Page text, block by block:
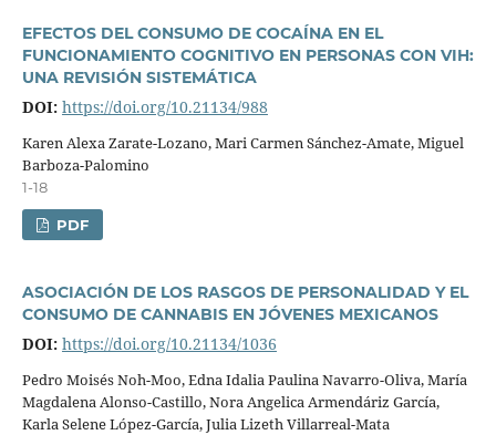
EFECTOS DEL CONSUMO DE COCAÍNA EN EL
FUNCIONAMIENTO COGNITIVO EN PERSONAS CON VIH:
UNA REVISIÓN SISTEMÁTICA
DOI: https://doi.org/10.21134/988
Karen Alexa Zarate-Lozano, Mari Carmen Sánchez-Amate, Miguel
Barboza-Palomino
1-18
PDF
ASOCIACIÓN DE LOS RASGOS DE PERSONALIDAD Y EL
CONSUMO DE CANNABIS EN JÓVENES MEXICANOS
DOI: https://doi.org/10.21134/1036
Pedro Moisés Noh-Moo, Edna Idalia Paulina Navarro-Oliva, Marí­a
Magdalena Alonso-Castillo, Nora Angelica Armendáriz Garcí­a,
Karla Selene López-Garcí­a, Julia Lizeth Villarreal-Mata